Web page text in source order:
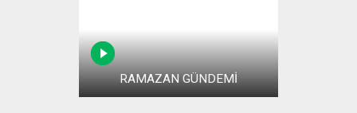
RAMAZAN GÜNDEMİ